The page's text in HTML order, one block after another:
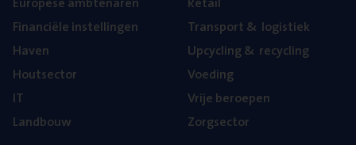
Finan­ci­ë­le instellingen
Haven
Hout­sec­tor
IT
Land­bouw
Trans­port& logistiek
Upcy­cling& recycling
Voe­ding
Vrije beroe­pen
Zorg­sec­tor